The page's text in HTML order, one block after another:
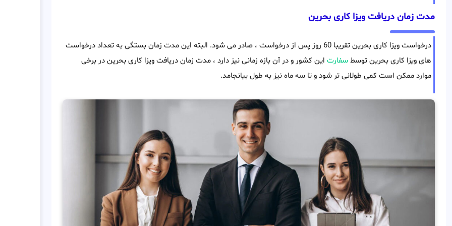
مدت زمان دریافت ویزا کاری بحرین
درخواست ویزا کاری بحرین تقریبا 60 روز پس از درخواست ، صادر می شود. البته این مدت زمان بستگی به تعداد درخواست
های ویزا کاری بحرین توسطسفارت این کشور و در آن بازه زمانی نیز دارد ، مدت زمان دریافت ویزا کاری بحرین در برخی
موارد ممکن است کمی طولانی تر شود و تا سه ماه نیز به طول بیانجامد.